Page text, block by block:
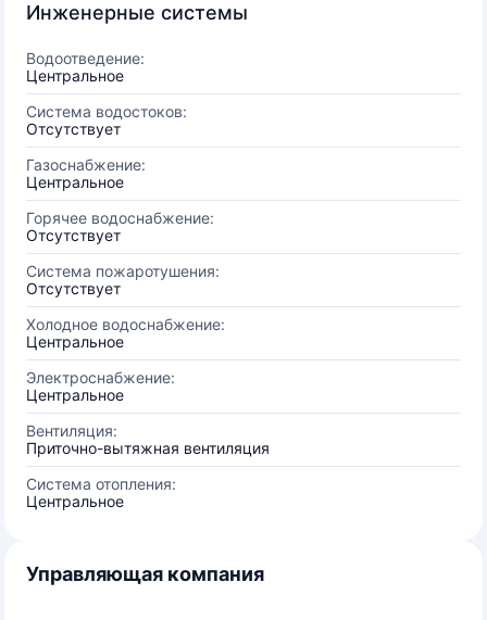
Инженерные системы
Водоотведение:
Центральное
Система водостоков:
Отсутствует
Газоснабжение:
Центральное
Горячее водоснабжение:
Отсутствует
Система пожаротушения:
Отсутствует
Холодное водоснабжение:
Центральное
Электроснабжение:
Центральное
Вентиляция:
Приточно-вытяжная вентиляция
Система отопления:
Центральное
Управляющая компания